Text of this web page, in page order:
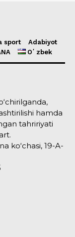
sport
Adabiyot
Oʻzbek
hamda
tahririyati
ko‘chasi, 19-A-